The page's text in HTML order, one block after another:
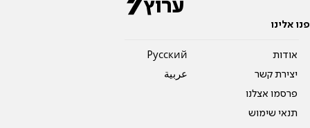
פנו אלינו
אודות
יצירת קשר
פרסמו אצלנו
תנאי שימוש
Pусский
عربية